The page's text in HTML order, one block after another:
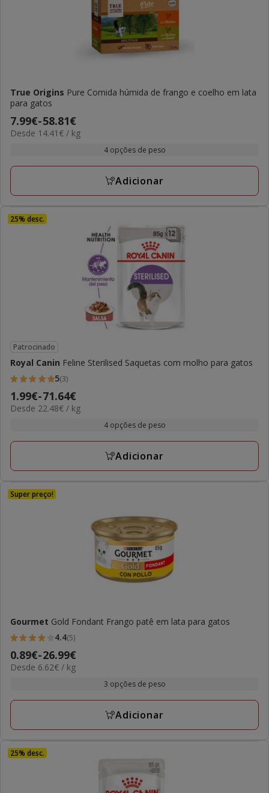
True Origins Pure Comida húmida de frango e coelho em lata
para gatos
Preço
de
a
7.99€-58.81€
14.41€
Desde 14.41€ / kg
4 opções de peso
Adicionar
25% desc.
Patrocinado
Royal Canin Feline Sterilised Saquetas com molho para gatos
5
estrelas
com
avaliações
5(3)
Preço
de
a
1.99€-71.64€
22.48€
Desde 22.48€ / kg
4 opções de peso
Adicionar
Super preço!
Gourmet Gold Fondant Frango patê em lata para gatos
4.4
estrelas
com
avaliações
4.4(5)
Preço
de
a
0.89€-26.99€
6.62€
Desde 6.62€ / kg
3 opções de peso
Adicionar
25% desc.